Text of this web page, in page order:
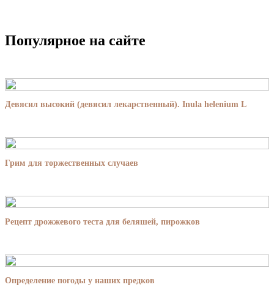
Популярное на сайте
Девясил высокий (девясил лекарственный). Inula helenium L
Грим для торжественных случаев
Рецепт дрожжевого теста для беляшей, пирожков
Определение погоды у наших предков